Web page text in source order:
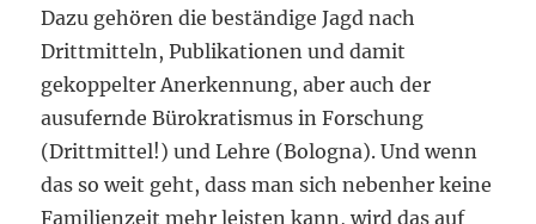
Dazu gehören die beständige Jagd nach
Drittmitteln, Publikationen und damit
gekoppelter Anerkennung, aber auch der
ausufernde Bürokratismus in Forschung
(Drittmittel!) und Lehre (Bologna). Und wenn
das so weit geht, dass man sich nebenher keine
Familienzeit mehr leisten kann, wird das auf